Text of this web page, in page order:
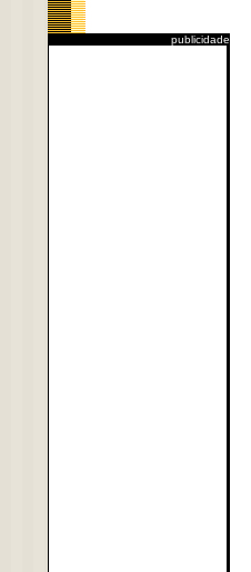
publicidade